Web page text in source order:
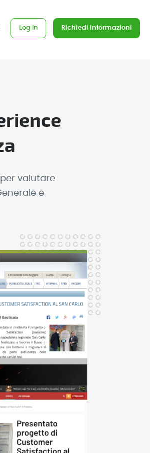
Richiedi informazioni
Log In
valutare
e